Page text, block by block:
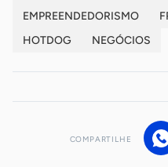
EMPREENDEDORISMO
HOTDOG
NEGÓCIOS
COMPARTILHE